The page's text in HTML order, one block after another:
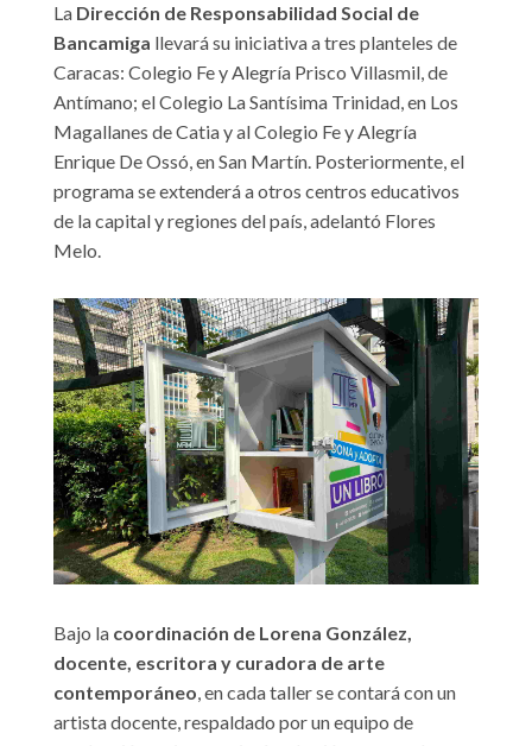
La Dirección de Responsabilidad Social de
Bancamiga llevará su iniciativa a tres planteles de
Caracas: Colegio Fe y Alegría Prisco Villasmil, de
Antímano; el Colegio La Santísima Trinidad, en Los
Magallanes de Catia y al Colegio Fe y Alegría
Enrique De Ossó, en San Martín. Posteriormente, el
programa se extenderá a otros centros educativos
de la capital y regiones del país, adelantó Flores
Melo.
Bajo la coordinación de Lorena González,
docente, escritora y curadora de arte
contemporáneo , en cada taller se contará con un
artista docente, respaldado por un equipo de